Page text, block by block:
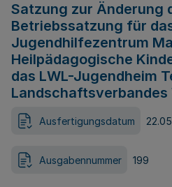
Satzung zur Änderung
Betriebssatzung für
Jugendhilfezentrum
Heilpädagogische
das LWL-Jugendheim
Ausfertigungsdatum
Ausgabennummer 199